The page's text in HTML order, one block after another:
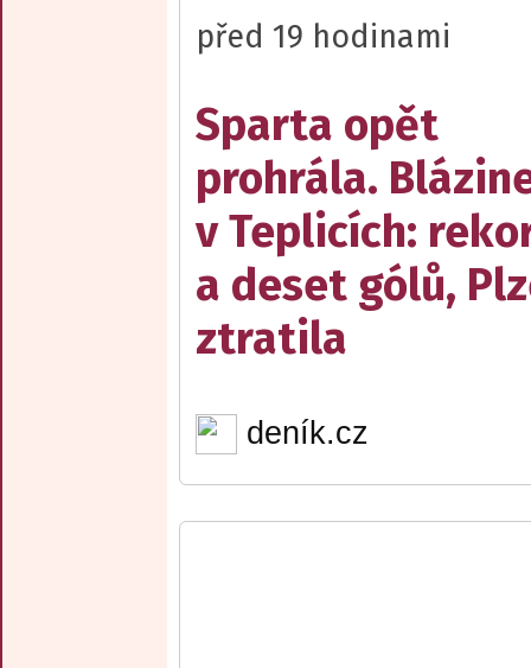
před 19 hodinami
Sparta opět
prohrála.
v Teplicích:
a deset gólů,
ztratila
deník.cz